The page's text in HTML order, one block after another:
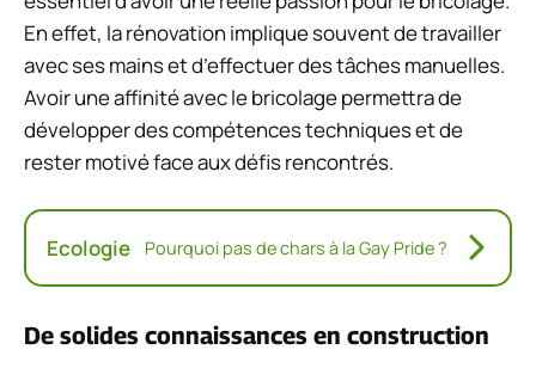
En effet, la rénovation implique souvent de travailler
avec ses mains et d’effectuer des tâches manuelles.
Avoir une affinité avec le bricolage permettra de
développer des compétences techniques et de
rester motivé face aux défis rencontrés.
Ecologie Pourquoi pas de chars à la Gay Pride ?
De solides connaissances en construction